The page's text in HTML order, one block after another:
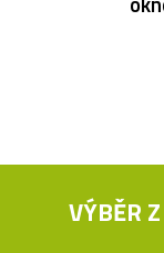
VÝBĚR